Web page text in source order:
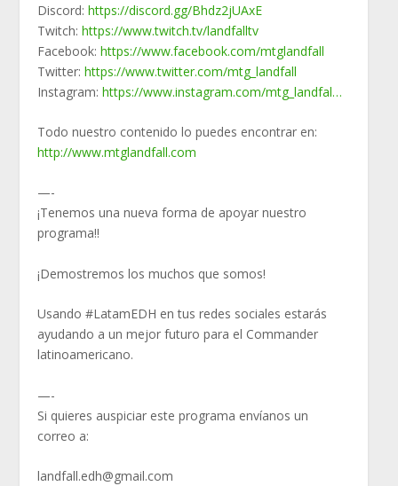
Discord:https://discord.gg/Bhdz2jUAxE
Twitch:https://www.twitch.tv/landfalltv
Facebook:https://www.facebook.com/mtglandfall
Twitter:https://www.twitter.com/mtg_landfall
Instagram:https://www.instagram.com/mtg_landfal…
Todo nuestro contenido lo puedes encontrar en:
http://www.mtglandfall.com
—-
¡Tenemos una nueva forma de apoyar nuestro
programa!!
¡Demostremos los muchos que somos!
Usando #LatamEDH​​​​ en tus redes sociales estarás
ayudando a un mejor futuro para el Commander
latinoamericano.
—-
Si quieres auspiciar este programa envíanos un
correo a:
landfall.edh@gmail.com